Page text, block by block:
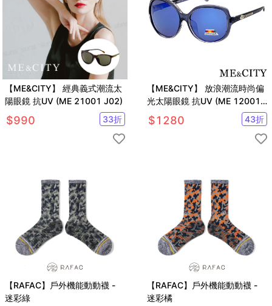
【ME&CITY】 經典義式潮流太
陽眼鏡 抗UV (ME 21001 J02)
$990 33折
【ME&CITY】 放浪潮流時尚偏
光太陽眼鏡 抗UV (ME 120010
C101)
$1280 43折
【RAFAC】戶外機能動動襪 -
迷彩綠
【RAFAC】戶外機能動動襪 -
迷彩橘